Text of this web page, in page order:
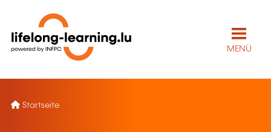
MENÜ
Startseite